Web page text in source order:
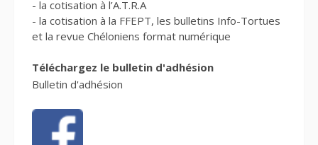
- la cotisation à l’A.T.R.A
- la cotisation à la FFEPT, les bulletins Info-Tortues
et la revue Chéloniens format numérique
Téléchargez le bulletin d'adhésion
Bulletin d'adhésion